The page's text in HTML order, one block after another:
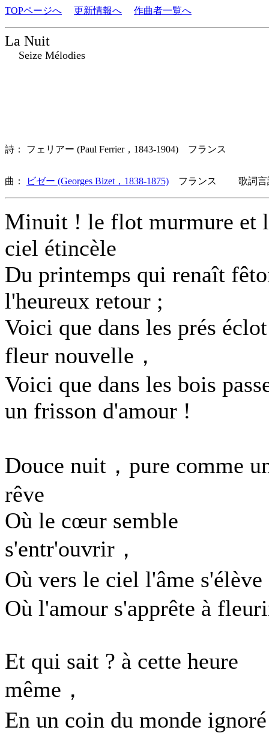
TOPページへ 更新情報へ 作曲者一覧へ
La Nuit
Seize Mélodies
詩： フェリアー (Paul Ferrier，1843-1904) フランス
曲： ビゼー (Georges Bizet，1838-1875) フランス 歌詞言
Minuit ! le flot murmure et
ciel étincèle
Du printemps qui renaît
l'heureux retour ;
Voici que dans les prés
fleur nouvelle，
Voici que dans les bois
un frisson d'amour !
Douce nuit，pure comme
rêve
Où le cœur semble
s'entr'ouvrir，
Où vers le ciel l'âme
Où l'amour s'apprête à
Et qui sait ? à cette heure
même，
En un coin du monde